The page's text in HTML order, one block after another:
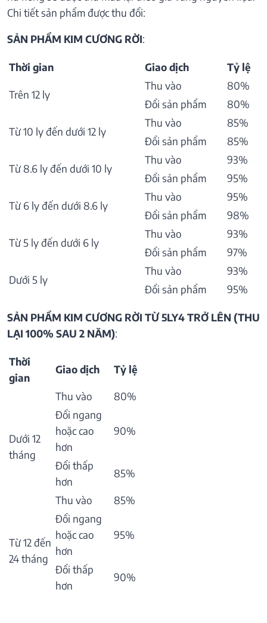
Chi tiết sản phẩm được thu đổi:
SẢN PHẨM KIM CƯƠNG RỜI:
Thời gian Giao dịch Tỷ lệ
Trên 12 ly
Thu vào
80%
Đổi sản phẩm
80%
Từ 10 ly đến dưới 12 ly
Thu vào
85%
Đổi sản phẩm
85%
Từ 8.6 ly đến dưới 10 ly
Thu vào
93%
Đổi sản phẩm
95%
Từ 6 ly đến dưới 8.6 ly
Thu vào
95%
Đổi sản phẩm
98%
Từ 5 ly đến dưới 6 ly
Thu vào
93%
Đổi sản phẩm
97%
Dưới 5 ly
Thu vào
93%
Đổi sản phẩm
95%
SẢN PHẨM KIM CƯƠNG RỜI TỪ 5LY4 TRỞ LÊN (THU
LẠI 100% SAU 2 NĂM):
Thời
gian
Giao dịch Tỷ lệ
Dưới 12
tháng
Thu vào
80%
Đổi ngang
hoặc cao
hơn
90%
Đổi thấp
hơn
85%
Từ 12 đến
24 tháng
Thu vào
85%
Đổi ngang
hoặc cao
hơn
95%
Đổi thấp
hơn
90%